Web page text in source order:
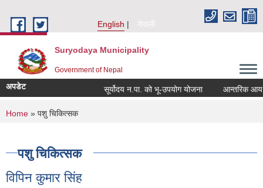
English
नेपाली
Suryodaya Municipality
Government of Nepal
अपडेट सूर्योदय न.पा. को भू-उपयोग योजना आन्तरिक आय
You are here
Home » पशु चिकित्सक
पशु चिकित्सक
विपिन कुमार सिंह